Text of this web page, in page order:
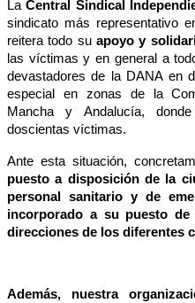
LaCentral Sindical
sindicato más representativo
reitera todo su apoyo y
las víctimas y en general a
devastadores de la DANA en
especial en zonas de la
Mancha y Andalucía,
doscientas víctimas.
Ante esta situación,
puesto a disposición de la
personal sanitario y de
incorporado a su puesto
direcciones de los diferentes
Además, nuestra